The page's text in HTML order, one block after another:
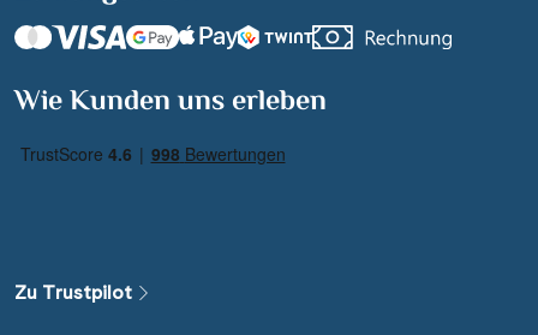
Wie Kunden uns erleben
Zu Trustpilot
Suchen & Buchen
Alle Gewässer